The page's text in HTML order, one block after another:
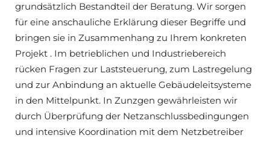
grundsätzlich Bestandteil der Beratung. Wir sorgen
für eine anschauliche Erklärung dieser Begriffe und
bringen sie in Zusammenhang zu Ihrem konkreten
Projekt . Im betrieblichen und Industriebereich
rücken Fragen zur Laststeuerung, zum Lastregelung
und zur Anbindung an aktuelle Gebäudeleitsysteme
in den Mittelpunkt. In Zunzgen gewährleisten wir
durch Überprüfung der Netzanschlussbedingungen
und intensive Koordination mit dem Netzbetreiber